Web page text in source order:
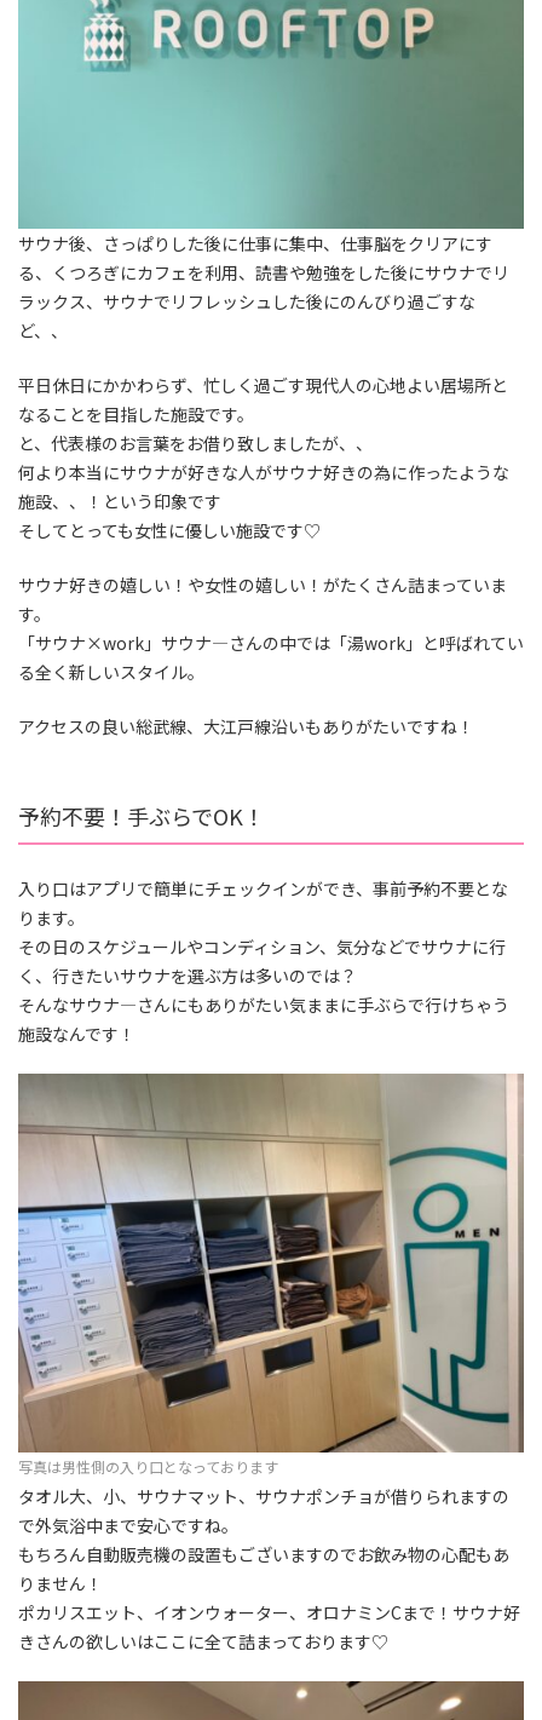
サウナ後、さっぱりした後に仕事に集中、仕事脳をクリアにす
る、くつろぎにカフェを利用、読書や勉強をした後にサウナでリ
ラックス、サウナでリフレッシュした後にのんびり過ごすな
ど、、
平日休日にかかわらず、忙しく過ごす現代人の心地よい居場所と
なることを目指した施設です。
と、代表様のお言葉をお借り致しましたが、、
何より本当にサウナが好きな人がサウナ好きの為に作ったような
施設、、！という印象です
そしてとっても女性に優しい施設です♡
サウナ好きの嬉しい！や女性の嬉しい！がたくさん詰まっていま
す。
「サウナ×work」サウナ―さんの中では「湯work」と呼ばれてい
る全く新しいスタイル。
アクセスの良い総武線、大江戸線沿いもありがたいですね！
予約不要！手ぶらでOK！
入り口はアプリで簡単にチェックインができ、事前予約不要とな
ります。
その日のスケジュールやコンディション、気分などでサウナに行
く、行きたいサウナを選ぶ方は多いのでは？
そんなサウナ―さんにもありがたい気ままに手ぶらで行けちゃう
施設なんです！
写真は男性側の入り口となっております
タオル大、小、サウナマット、サウナポンチョが借りられますの
で外気浴中まで安心ですね。
もちろん自動販売機の設置もございますのでお飲み物の心配もあ
りません！
ポカリスエット、イオンウォーター、オロナミンCまで！サウナ好
きさんの欲しいはここに全て詰まっております♡